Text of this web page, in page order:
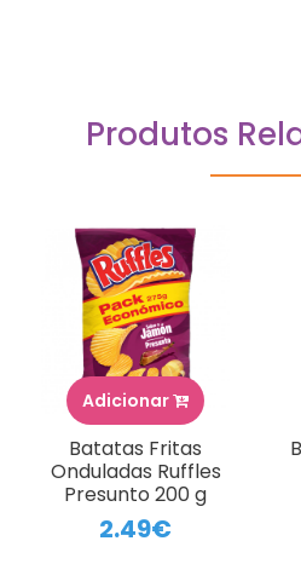
Produtos
Adicionar
Batatas Fritas
Onduladas Ruffles
Presunto 200 g
2.49€